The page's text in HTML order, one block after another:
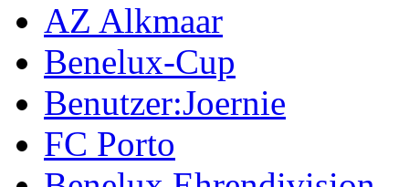
AZ Alkmaar
Benelux-Cup
Benutzer:Joernie
FC Porto